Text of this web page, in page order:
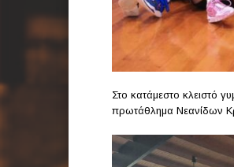
Στο κατάμεστο κλειστό
πρωτάθλημα Νεανίδων